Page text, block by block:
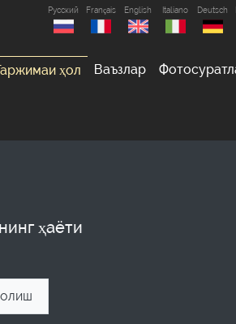
Русский Français English Italiano Deutsch
ҳол Ваъзлар
ҳаёти